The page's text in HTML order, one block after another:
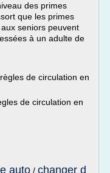
des primes
que les primes
seniors peuvent
à un adulte de
de circulation en
de circulation en
auto / changer d